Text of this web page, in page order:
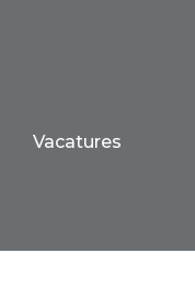
Vacatures